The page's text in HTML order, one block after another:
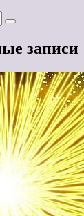
записи